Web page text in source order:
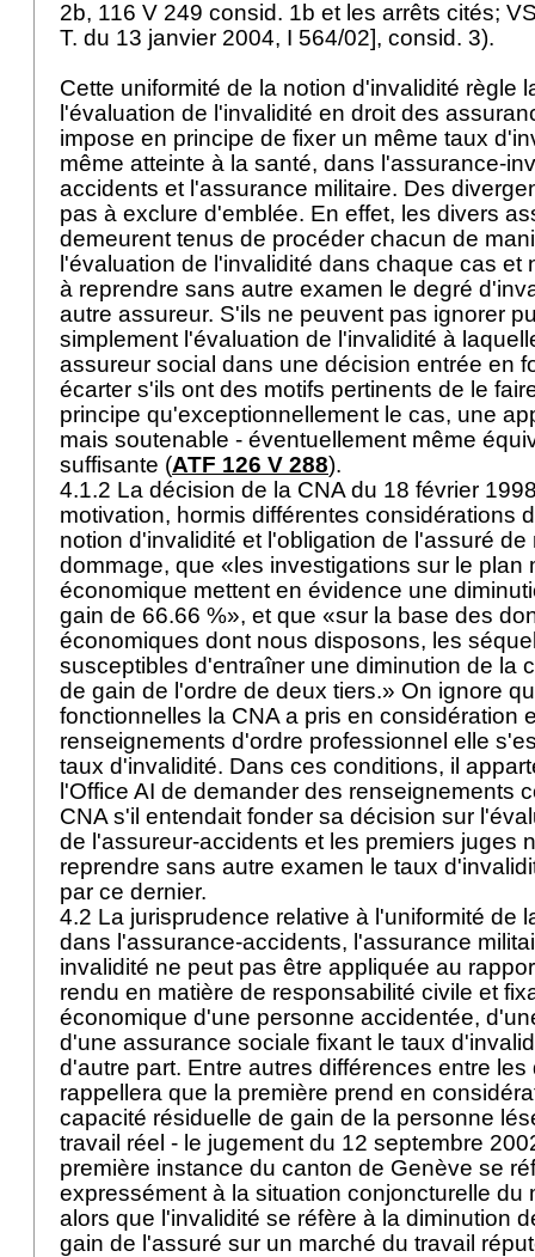
2b, 116 V 249 consid. 1b et les arrêts cités;
T. du 13 janvier 2004, I 564/02], consid. 3).
Cette uniformité de la notion d'invalidité règle
l'évaluation de l'invalidité en droit des
impose en principe de fixer un même taux
même atteinte à la santé, dans l'assurance-
accidents et l'assurance militaire. Des
pas à exclure d'emblée. En effet, les divers
demeurent tenus de procéder chacun de
l'évaluation de l'invalidité dans chaque cas et
à reprendre sans autre examen le degré
autre assureur. S'ils ne peuvent pas ignorer
simplement l'évaluation de l'invalidité à
assureur social dans une décision entrée en
écarter s'ils ont des motifs pertinents de le
principe qu'exceptionnellement le cas, une
mais soutenable - éventuellement même
suffisante (ATF 126 V 288).
4.1.2 La décision de la CNA du 18 février
motivation, hormis différentes considérations
notion d'invalidité et l'obligation de l'assuré de
dommage, que «les investigations sur le plan
économique mettent en évidence une
gain de 66.66 %», et que «sur la base des
économiques dont nous disposons, les
susceptibles d'entraîner une diminution de la
de gain de l'ordre de deux tiers.» On ignore
fonctionnelles la CNA a pris en considération
renseignements d'ordre professionnel elle
taux d'invalidité. Dans ces conditions, il
l'Office AI de demander des renseignements
CNA s'il entendait fonder sa décision sur
de l'assureur-accidents et les premiers juges
reprendre sans autre examen le taux
par ce dernier.
4.2 La jurisprudence relative à l'uniformité de
dans l'assurance-accidents, l'assurance
invalidité ne peut pas être appliquée au
rendu en matière de responsabilité civile et
économique d'une personne accidentée,
d'une assurance sociale fixant le taux
d'autre part. Entre autres différences entre
rappellera que la première prend en
capacité résiduelle de gain de la personne
travail réel - le jugement du 12 septembre
première instance du canton de Genève se
expressément à la situation conjoncturelle du
alors que l'invalidité se réfère à la diminution
gain de l'assuré sur un marché du travail